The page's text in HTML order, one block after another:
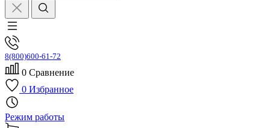
8(800)600-61-72
0 Сравнение
0 Избранное
Режим работы